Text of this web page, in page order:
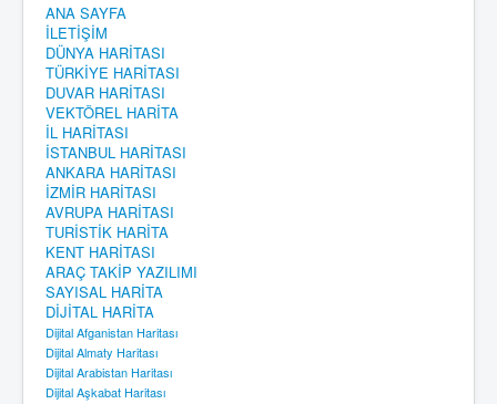
ANA SAYFA
İLETİŞİM
DÜNYA HARİTASI
TÜRKİYE HARİTASI
DUVAR HARİTASI
VEKTÖREL HARİTA
İL HARİTASI
İSTANBUL HARİTASI
ANKARA HARİTASI
İZMİR HARİTASI
AVRUPA HARİTASI
TURİSTİK HARİTA
KENT HARİTASI
ARAÇ TAKİP YAZILIMI
SAYISAL HARİTA
DİJİTAL HARİTA
Dijital Afganistan Haritası
Dijital Almaty Haritası
Dijital Arabistan Haritası
Dijital Aşkabat Haritası